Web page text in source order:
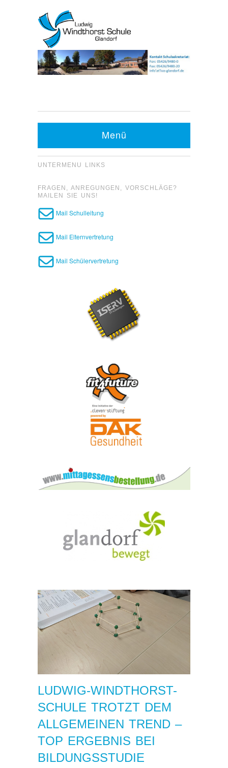
Fax: 05426 9480-20
Menü
UNTERMENU LINKS
FRAGEN, ANREGUNGEN, VORSCHLÄGE?
MAILEN SIE UNS!
Mail Schulleitung
Mail Elternvertretung
Mail Schülervertretung
LUDWIG-WINDTHORST-
SCHULE TROTZT DEM
ALLGEMEINEN TREND –
TOP ERGEBNIS BEI
BILDUNGSSTUDIE